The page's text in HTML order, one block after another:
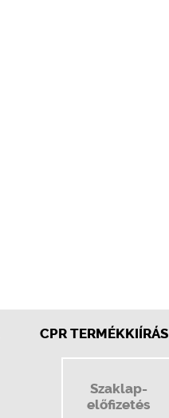
CPR TERMÉKKIÍRÁS
Szaklap-
előfizetés